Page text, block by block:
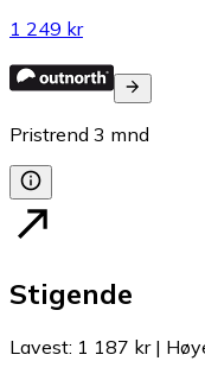
1 249 kr
Pristrend 3 mnd
Stigende
Lavest: 1 187 kr|